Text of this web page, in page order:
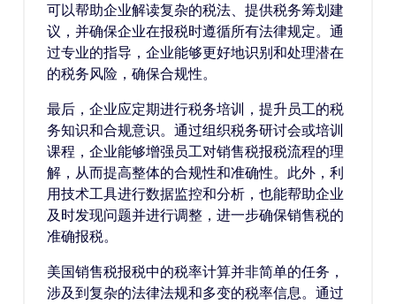
可以帮助企业解读复杂的税法、提供税务筹划建
议，并确保企业在报税时遵循所有法律规定。通
过专业的指导，企业能够更好地识别和处理潜在
的税务风险，确保合规性。
最后，企业应定期进行税务培训，提升员工的税
务知识和合规意识。通过组织税务研讨会或培训
课程，企业能够增强员工对销售税报税流程的理
解，从而提高整体的合规性和准确性。此外，利
用技术工具进行数据监控和分析，也能帮助企业
及时发现问题并进行调整，进一步确保销售税的
准确报税。
美国销售税报税中的税率计算并非简单的任务，
涉及到复杂的法律法规和多变的税率信息。通过